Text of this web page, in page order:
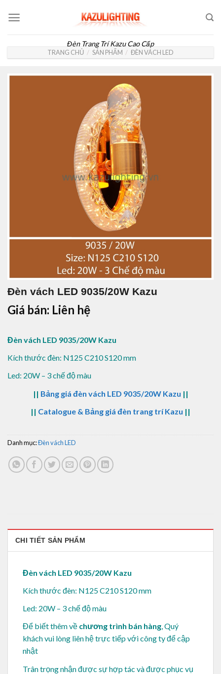
Đèn Trang Trí Kazu Cao Cấp
TRANG CHỦ / SẢN PHẨM / ĐÈN VÁCH LED
Đèn vách LED 9035/20W Kazu
Giá bán: Liên hệ
Đèn vách LED 9035/20W Kazu
Kích thước đèn: N125 C210 S120 mm
Led: 20W – 3 chế độ màu
|| Bảng giá đèn vách LED 9035/20W Kazu ||
|| Catalogue & Bảng giá đèn trang trí Kazu ||
Danh mục:Đèn vách LED
CHI TIẾT SẢN PHẨM
Đèn vách LED 9035/20W Kazu
Kích thước đèn: N125 C210 S120 mm
Led: 20W – 3 chế độ màu
Để biết thêm về chương trình bán hàng, Quý
khách vui lòng liên hệ trực tiếp với công ty để cập
nhật
Trân trọng nhận được sự hợp tác và được phục vụ